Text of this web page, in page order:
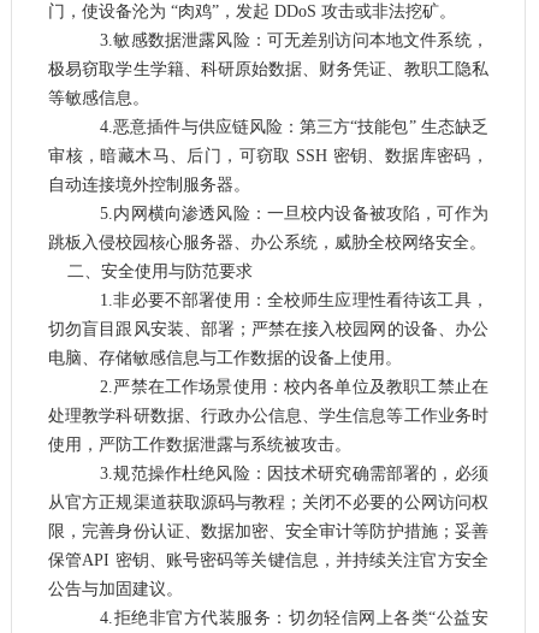
门，使设备沦为 “肉鸡”，发起 DDoS 攻击或非法挖矿。
3.敏感数据泄露风险：可无差别访问本地文件系统，
极易窃取学生学籍、科研原始数据、财务凭证、教职工隐私
等敏感信息。
4.恶意插件与供应链风险：第三方“技能包” 生态缺乏
审核，暗藏木马、后门，可窃取 SSH 密钥、数据库密码，
自动连接境外控制服务器。
5. 内网横向渗透风险：一旦校内设备被攻陷，可作为
跳板入侵校园核心服务器、办公系统，威胁全校网络安全。
二、安全使用与防范要求
1.非必要不部署使用：全校师生应理性看待该工具，
切勿盲目 跟风安装、部署； 严禁在接入校园网的设备、办公
电脑、存储敏感信息与工作数据的设备上使用。
2.严禁在工作场景使用：校内各单位及教职工 禁止在
处理教学科研数据、行政办公信息、学生信息等工作业务时
使用 ，严防工作数据泄露与系统被攻击。
3.规范操作杜绝风险：因技术研究确需部署的，必须
从官方正规渠道获取源码与教程；关闭不必要的公网访问权
限 ，完善身份认证、数据加密、安全审计等防护措施；妥善
保管API 密钥、账号密码等关键信息，并持续关注官方安全
公告与加固建议。
4.拒绝非官方代装服务：切勿轻信网上各类“公益安